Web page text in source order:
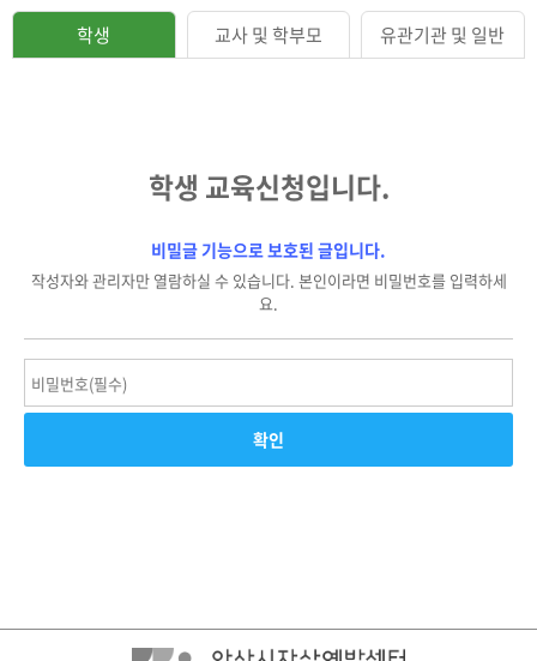
학생 교사 및 학부모 유관기관 및 일반
학생 교육신청입니다.
비밀글 기능으로 보호된 글입니다.
작성자와 관리자만 열람하실 수 있습니다. 본인이라면 비밀번호를 입력하세
요.